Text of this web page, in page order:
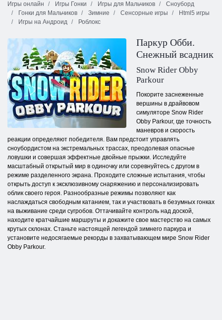
Игры онлайн
Игры Гонки Игры для Мальчиков
Сноуборд
Гонки для Мальчиков
Зимние Сенсорные игры
Html5 игры
Игры на Андроид
Роблокс
Паркур Обби.
Снежный всадник
Snow Rider Obby
Parkour
Покорите заснеженные
вершины в драйвовом
симуляторе Snow Rider
Obby Parkour, где точность
маневров и скорость
реакции определяют победителя. Вам предстоит управлять
сноубордистом на экстремальных трассах, преодолевая опасные
ловушки и совершая эффектные двойные прыжки. Исследуйте
масштабный открытый мир в одиночку или соревнуйтесь с другом в
режиме разделенного экрана. Проходите сложные испытания, чтобы
открыть доступ к эксклюзивному снаряжению и персонализировать
облик своего героя. Разнообразные режимы позволяют как
наслаждаться свободным катанием, так и участвовать в безумных гонках
на выживание среди сугробов. Оттачивайте контроль над доской,
находите кратчайшие маршруты и докажите свое мастерство на самых
крутых склонах. Станьте настоящей легендой зимнего паркура и
установите недосягаемые рекорды в захватывающем мире Snow Rider
Obby Parkour.